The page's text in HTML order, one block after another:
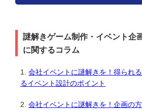
謎解きゲーム制作・イベント企
に関するコラム
会社イベントに謎解きを！得られ
るイベント設計のポイント
会社イベントに謎解きを！企画の